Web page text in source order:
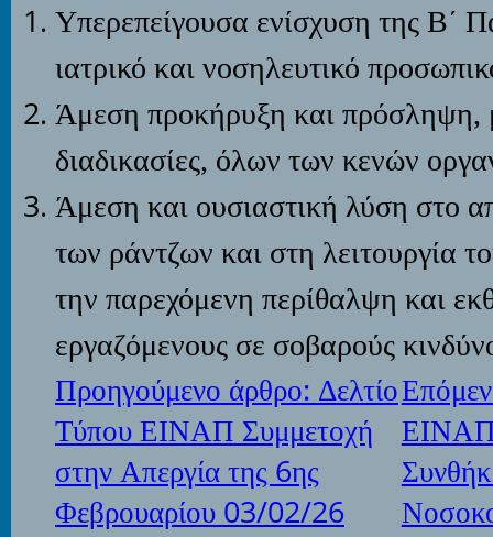
Υπερεπείγουσα ενίσχυση της Β΄
ιατρικό και νοσηλευτικό
Άμεση προκήρυξη και πρόσληψη,
διαδικασίες, όλων των κενών
Άμεση και ουσιαστική λύση στο
των ράντζων και στη λειτουργία
την παρεχόμενη περίθαλψη και
εργαζόμενους σε σοβαρούς
Προηγούμενο άρθρο: Δελτίο
Τύπου ΕΙΝΑΠ Συμμετοχή
στην Απεργία της 6ης
Φεβρουαρίου 03/02/26
ΕΙΝΑΠ